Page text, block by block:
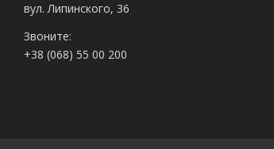
вул. Липинского, 36
Звоните:
+38 (068) 55 00 200